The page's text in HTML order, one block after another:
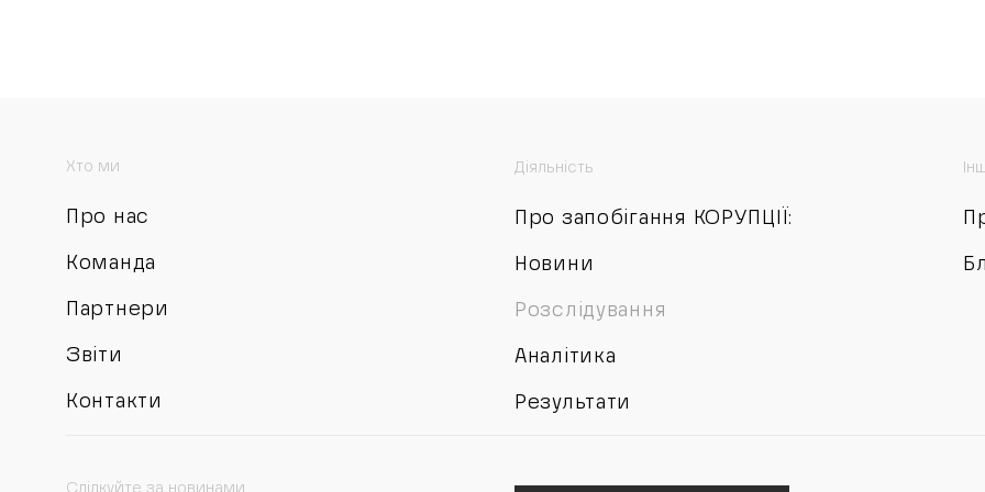
Хто ми
Про нас
Команда
Партнери
Звіти
Контакти
Діяльність
Про запобігання КОРУПЦІЇ:
Новини
Розслідування
Аналітика
Результати
Слідкуйте за новинами